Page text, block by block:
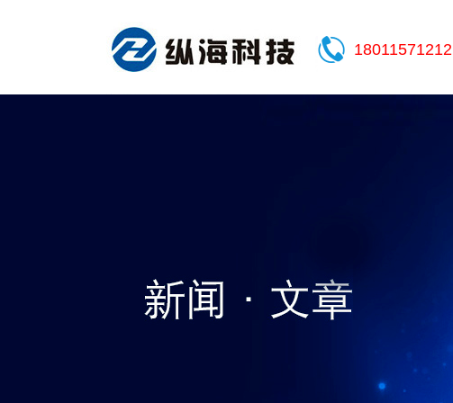
18011571212